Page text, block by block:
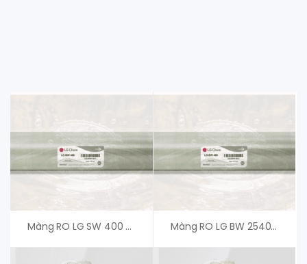
Màng RO LG SW 400 SR G2 – Giá Tốt Cho Khách Hàng Màng RO LG BW 2540 R – Xuất Xứ Hàn Quốc